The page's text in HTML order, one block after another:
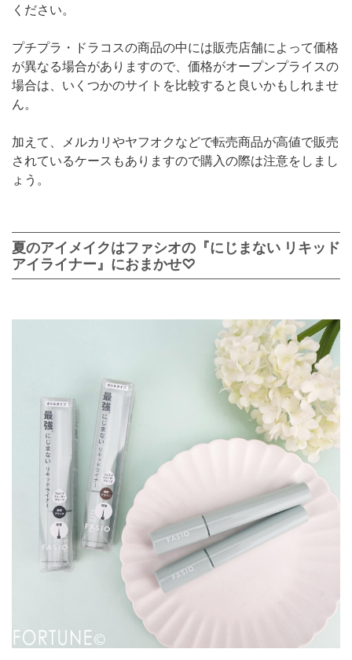
ください。
プチプラ・ドラコスの商品の中には販売店舗によって価格
が異なる場合がありますので、価格がオープンプライスの
場合は、いくつかのサイトを比較すると良いかもしれませ
ん。
加えて、メルカリやヤフオクなどで転売商品が高値で販売
されているケースもありますので購入の際は注意をしまし
ょう。
夏のアイメイクはファシオの『にじまない リキッド
アイライナー』におまかせ♡